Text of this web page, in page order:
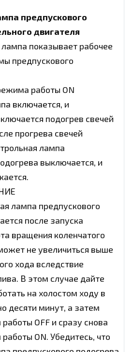
предпускового
двигателя
показывает рабочее
предпускового
работы ON
включается, и
подогрев свечей
прогрева свечей
лампа
выключается, и
лампа предпускового
после запуска
вращения коленчатого
не увеличиться выше
хода вследствие
В этом случае дайте
на холостом ходу в
десяти минут, а затем
OFF и сразу снова
ON. Убедитесь, что